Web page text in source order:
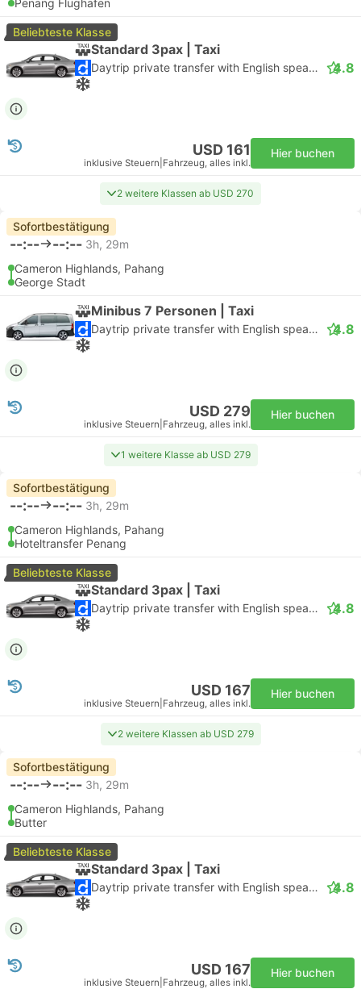
Penang Flughafen
Beliebteste Klasse
Standard 3pax | Taxi
Daytrip private transfer with English speaking driver 4.8
USD 161
inklusive Steuern Fahrzeug, alles inkl.
Hier buchen
2 weitere Klassen ab USD 270
Sofortbestätigung
--:-- --:-- 3h, 29m
Cameron Highlands, Pahang
George Stadt
Minibus 7 Personen | Taxi
Daytrip private transfer with English speaking driver 4.8
USD 279
inklusive Steuern Fahrzeug, alles inkl.
Hier buchen
1 weitere Klasse ab USD 279
Sofortbestätigung
--:-- --:-- 3h, 29m
Cameron Highlands, Pahang
Hoteltransfer Penang
Beliebteste Klasse
Standard 3pax | Taxi
Daytrip private transfer with English speaking driver 4.8
USD 167
inklusive Steuern Fahrzeug, alles inkl.
Hier buchen
2 weitere Klassen ab USD 279
Sofortbestätigung
--:-- --:-- 3h, 29m
Cameron Highlands, Pahang
Butter
Beliebteste Klasse
Standard 3pax | Taxi
Daytrip private transfer with English speaking driver 4.8
USD 167
inklusive Steuern Fahrzeug, alles inkl.
Hier buchen